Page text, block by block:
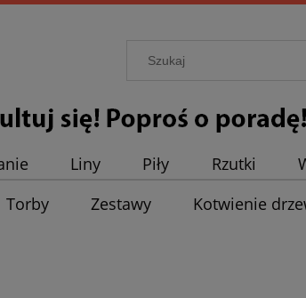
Liny Piły Rzutki
Torby Zestawy Kotwienie